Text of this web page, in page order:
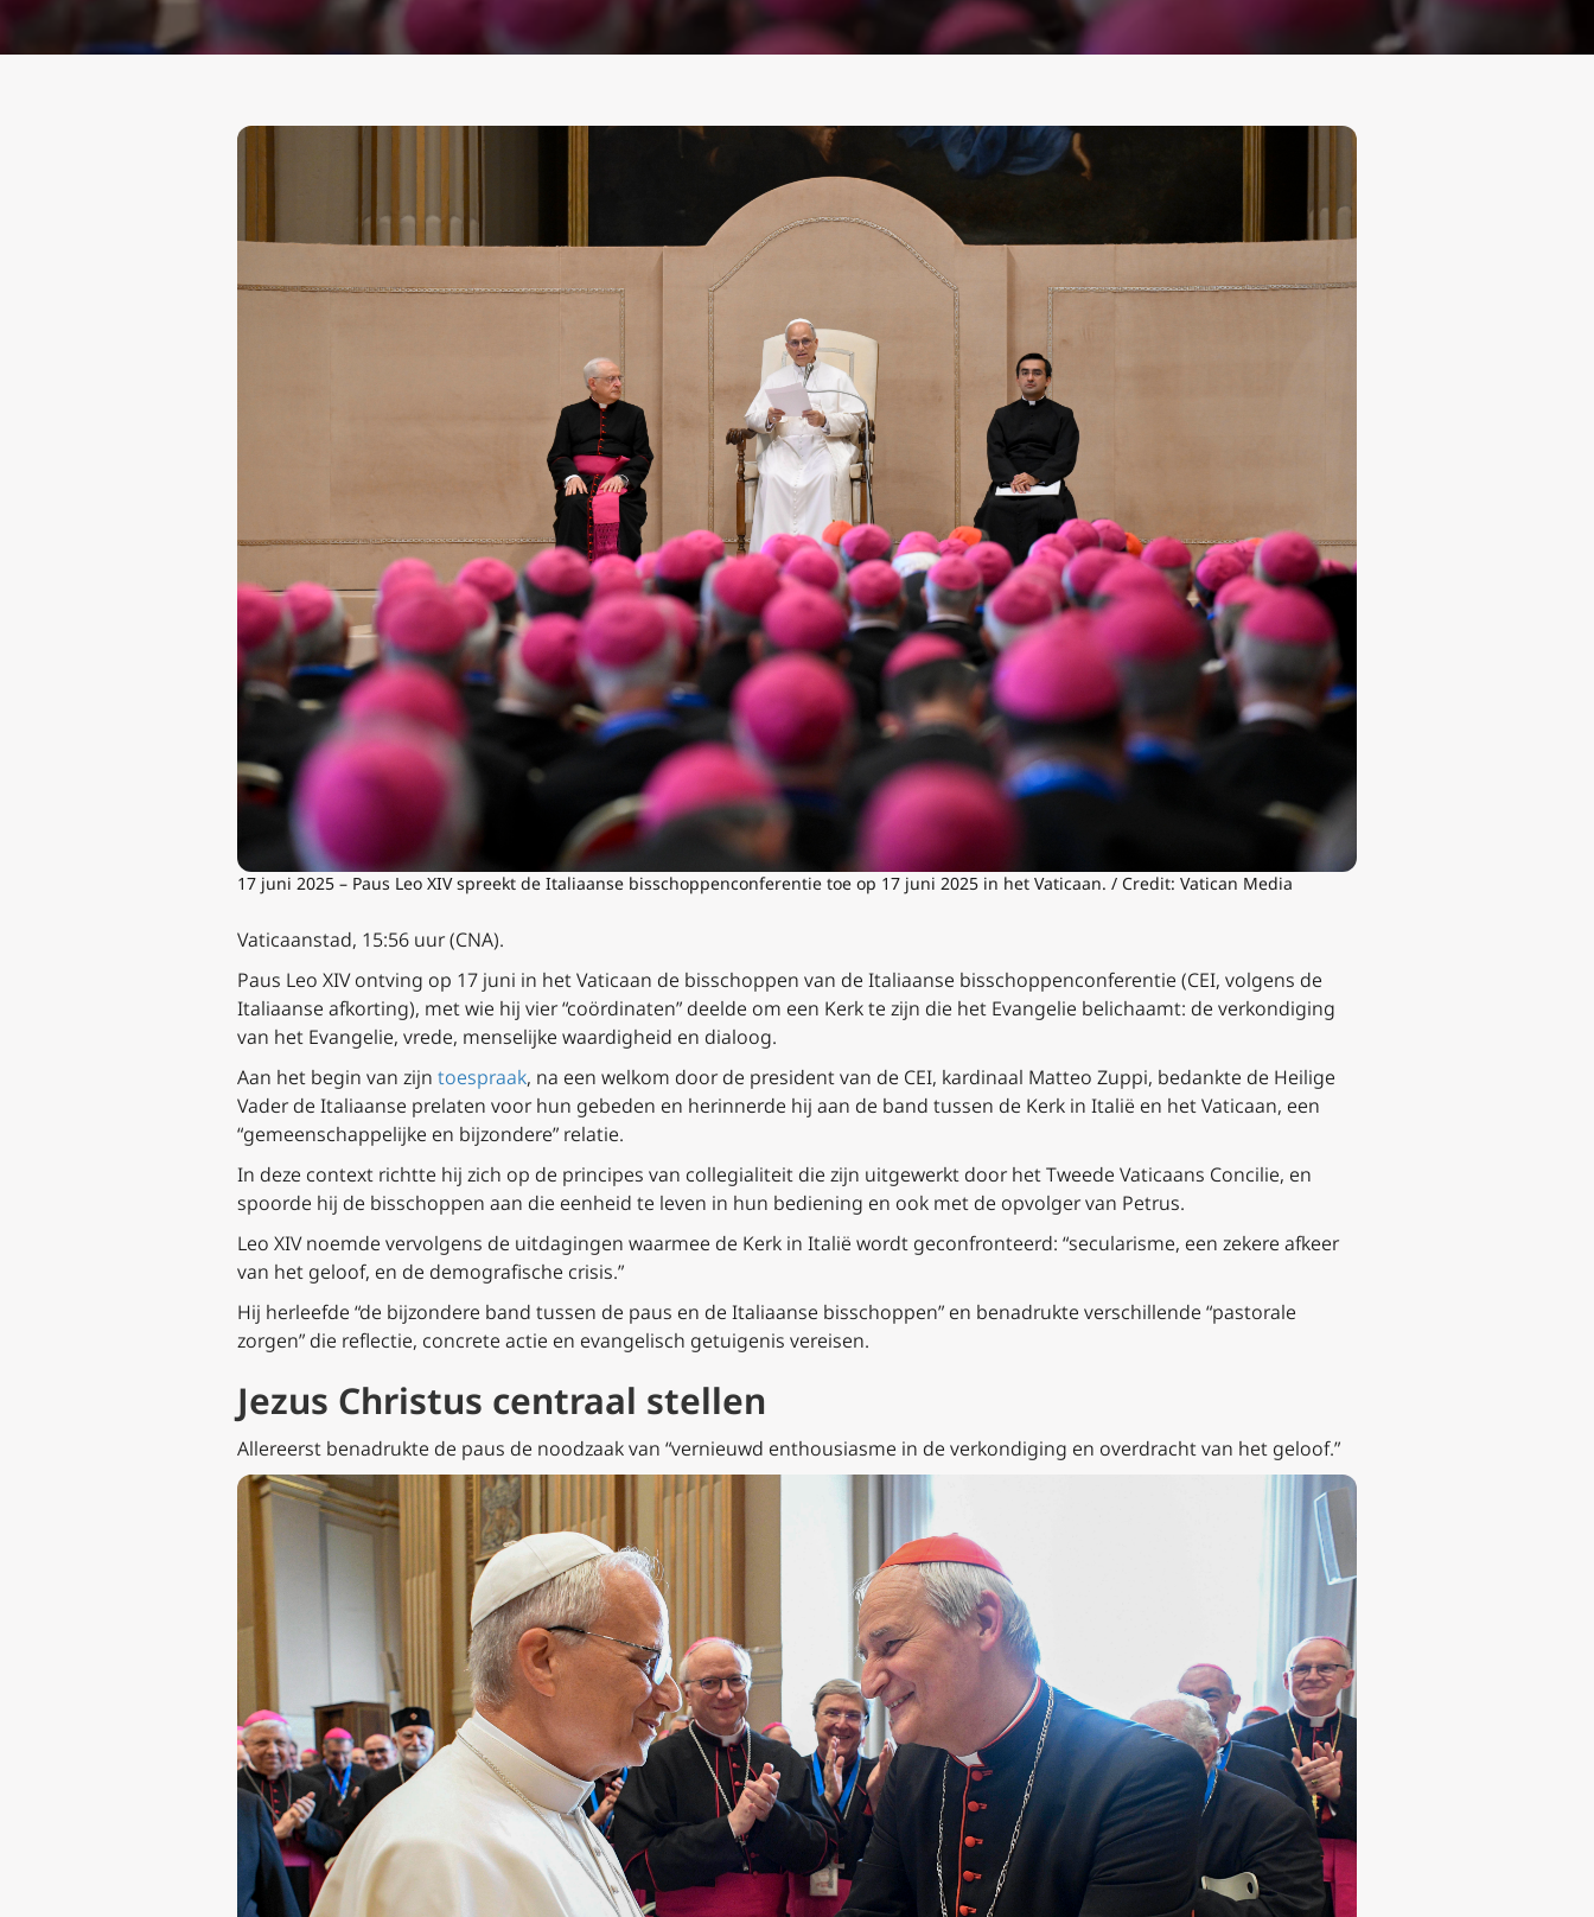
17 juni 2025 – Paus Leo XIV spreekt de Italiaanse bisschoppenconferentie toe op 17 juni 2025 in het Vaticaan. / Credit: Vatican Media
Vaticaanstad, 15:56 uur (CNA).
Paus Leo XIV ontving op 17 juni in het Vaticaan de bisschoppen van de Italiaanse bisschoppenconferentie (CEI, volgens de
Italiaanse afkorting), met wie hij vier “coördinaten” deelde om een Kerk te zijn die het Evangelie belichaamt: de verkondiging
van het Evangelie, vrede, menselijke waardigheid en dialoog.
Aan het begin van zijn toespraak, na een welkom door de president van de CEI, kardinaal Matteo Zuppi, bedankte de Heilige
Vader de Italiaanse prelaten voor hun gebeden en herinnerde hij aan de band tussen de Kerk in Italië en het Vaticaan, een
“gemeenschappelijke en bijzondere” relatie.
In deze context richtte hij zich op de principes van collegialiteit die zijn uitgewerkt door het Tweede Vaticaans Concilie, en
spoorde hij de bisschoppen aan die eenheid te leven in hun bediening en ook met de opvolger van Petrus.
Leo XIV noemde vervolgens de uitdagingen waarmee de Kerk in Italië wordt geconfronteerd: “secularisme, een zekere afkeer
van het geloof, en de demografische crisis.”
Hij herleefde “de bijzondere band tussen de paus en de Italiaanse bisschoppen” en benadrukte verschillende “pastorale
zorgen” die reflectie, concrete actie en evangelisch getuigenis vereisen.
Jezus Christus centraal stellen
Allereerst benadrukte de paus de noodzaak van “vernieuwd enthousiasme in de verkondiging en overdracht van het geloof.”